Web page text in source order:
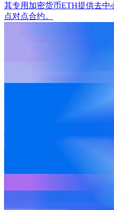
其专用加密货币ETH提供去
点对点合约。